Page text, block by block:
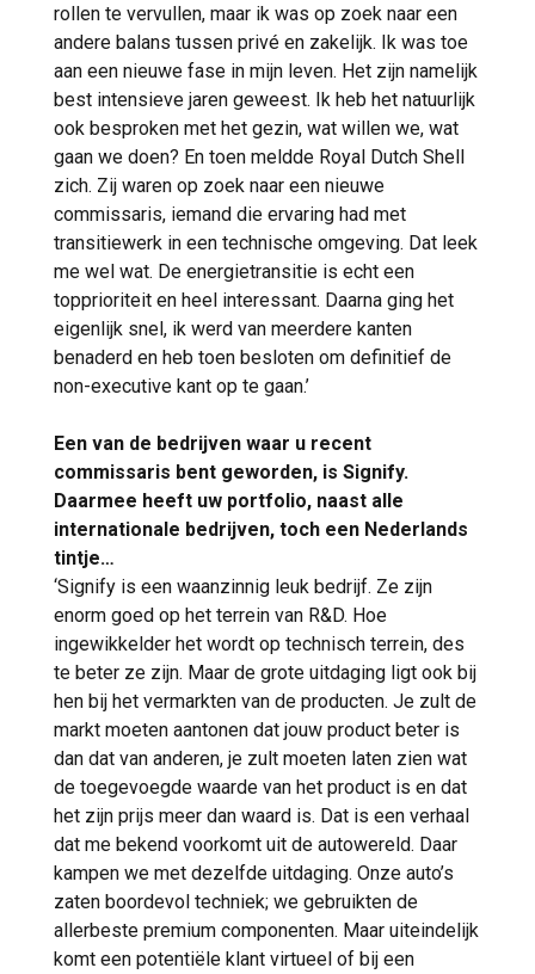
rollen te vervullen, maar ik was op zoek naar een
andere balans tussen privé en zakelijk. Ik was toe
aan een nieuwe fase in mijn leven. Het zijn namelijk
best intensieve jaren geweest. Ik heb het natuurlijk
ook besproken met het gezin, wat willen we, wat
gaan we doen? En toen meldde Royal Dutch Shell
zich. Zij waren op zoek naar een nieuwe
commissaris, iemand die ervaring had met
transitiewerk in een technische omgeving. Dat leek
me wel wat. De energietransitie is echt een
topprioriteit en heel interessant. Daarna ging het
eigenlijk snel, ik werd van meerdere kanten
benaderd en heb toen besloten om definitief de
non-executive kant op te gaan.’
Een van de bedrijven waar u recent
commissaris bent geworden, is Signify.
Daarmee heeft uw portfolio, naast alle
internationale bedrijven, toch een Nederlands
tintje…
‘Signify is een waanzinnig leuk bedrijf. Ze zijn
enorm goed op het terrein van R&D. Hoe
ingewikkelder het wordt op technisch terrein, des
te beter ze zijn. Maar de grote uitdaging ligt ook bij
hen bij het vermarkten van de producten. Je zult de
markt moeten aantonen dat jouw product beter is
dan dat van anderen, je zult moeten laten zien wat
de toegevoegde waarde van het product is en dat
het zijn prijs meer dan waard is. Dat is een verhaal
dat me bekend voorkomt uit de autowereld. Daar
kampen we met dezelfde uitdaging. Onze auto’s
zaten boordevol techniek; we gebruikten de
allerbeste premium componenten. Maar uiteindelijk
komt een potentiële klant virtueel of bij een